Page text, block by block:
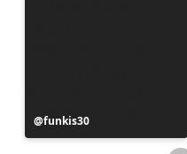
Bejegyzés
közzétevője
funkis30